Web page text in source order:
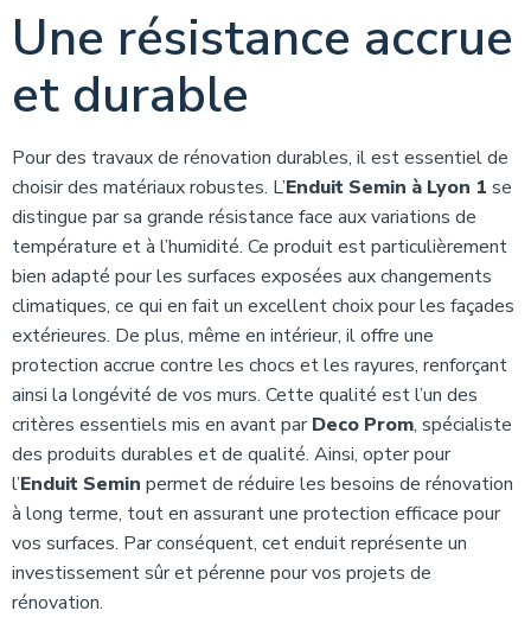
Une résistance accrue
et durable
Pour des travaux de rénovation durables, il est essentiel de
choisir des matériaux robustes. L’Enduit Semin à Lyon 1 se
distingue par sa grande résistance face aux variations de
température et à l’humidité. Ce produit est particulièrement
bien adapté pour les surfaces exposées aux changements
climatiques, ce qui en fait un excellent choix pour les façades
extérieures. De plus, même en intérieur, il offre une
protection accrue contre les chocs et les rayures, renforçant
ainsi la longévité de vos murs. Cette qualité est l’un des
critères essentiels mis en avant parDeco Prom, spécialiste
des produits durables et de qualité. Ainsi, opter pour
l’Enduit Semin permet de réduire les besoins de rénovation
à long terme, tout en assurant une protection efficace pour
vos surfaces. Par conséquent, cet enduit représente un
investissement sûr et pérenne pour vos projets de
rénovation.